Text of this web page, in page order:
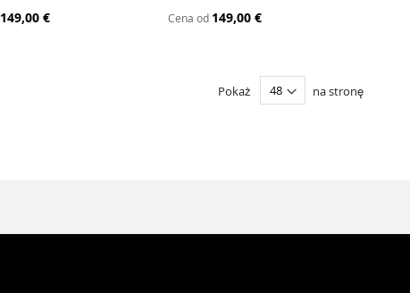
149,00 € Cena od 149,00 €
Pokaż na stronę